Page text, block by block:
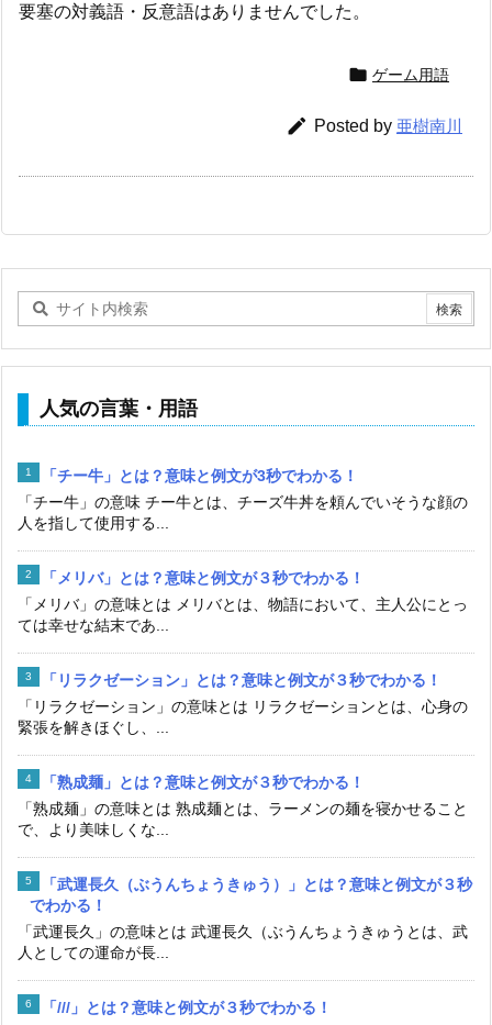
要塞の対義語・反意語はありませんでした。
 ゲーム用語
 Posted by 亜樹南川
人気の言葉・用語
「チー牛」とは？意味と例文が3秒でわかる！
「チー牛」の意味 チー牛とは、チーズ牛丼を頼んでいそうな顔の
人を指して使用する...
「メリバ」とは？意味と例文が３秒でわかる！
「メリバ」の意味とは メリバとは、物語において、主人公にとっ
ては幸せな結末であ...
「リラクゼーション」とは？意味と例文が３秒でわかる！
「リラクゼーション」の意味とは リラクゼーションとは、心身の
緊張を解きほぐし、...
「熟成麺」とは？意味と例文が３秒でわかる！
「熟成麺」の意味とは 熟成麺とは、ラーメンの麺を寝かせること
で、より美味しくな...
「武運長久（ぶうんちょうきゅう）」とは？意味と例文が３秒
でわかる！
「武運長久」の意味とは 武運長久（ぶうんちょうきゅうとは、武
人としての運命が長...
「///」とは？意味と例文が３秒でわかる！